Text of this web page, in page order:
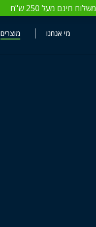
משלוח חינם מעל 250 ש"ח
מי אנחנו מוצרים